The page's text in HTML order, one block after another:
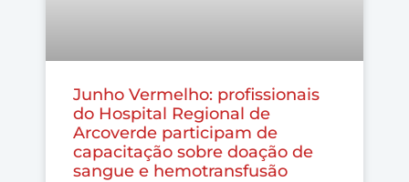
Junho Vermelho: profissionais
do Hospital Regional de
Arcoverde participam de
capacitação sobre doação de
sangue e hemotransfusão